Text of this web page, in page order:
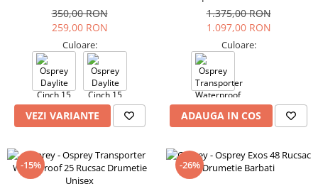
350,00 RON
259,00 RON
Culoare:
VEZI VARIANTE
Impermeabila
1.375,00 RON
1.097,00 RON
Culoare:
ADAUGA IN COS
-15% -26%